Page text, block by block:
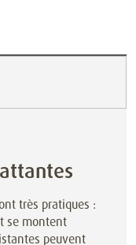
très pratiques :
se montent
peuvent